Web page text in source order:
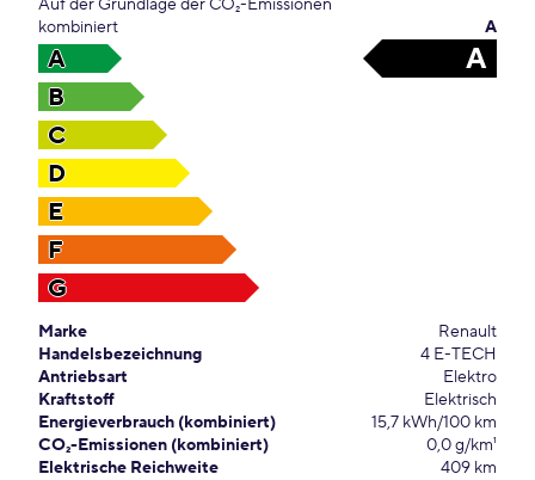
Auf der Grundlage der CO₂-Emissionen
kombiniert
A
A A
B
C
D
E
F
G
Marke
Renault
Handelsbezeichnung
4 E-TECH
Antriebsart
Elektro
Kraftstoff
Elektrisch
Energieverbrauch (kombiniert)
15,7 kWh/100 km
CO₂-Emissionen (kombiniert)
0,0 g/km¹
Elektrische Reichweite
409 km